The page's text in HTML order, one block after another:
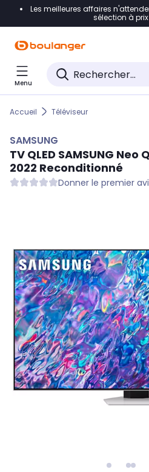
Accéder directement à la
Accéder directement au pied
Accéder directement au
Les meilleures affaires
sélection à
Menu
Accueil Téléviseur
SAMSUNG
TV QLED SAMSUNG Neo
2022 Reconditionné
Donner le premier